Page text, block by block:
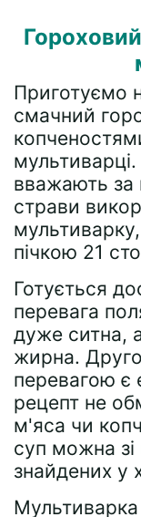
Приготуємо
смачний
мультиварці.
вважають за
страви
пічкою 21
Готується
перевага
дуже ситна,
жирна.
перевагою є
рецепт не
м'яса чи
суп можна зі
знайдених у